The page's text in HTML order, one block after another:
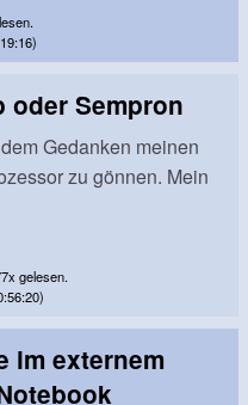
oder Sempron
Gedanken meinen
zu gönnen. Mein
gelesen.
im externem